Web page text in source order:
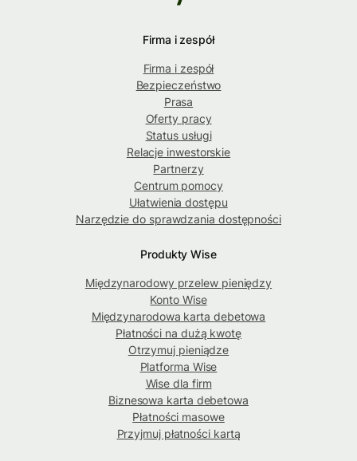
Firma i zespół
Firma i zespół
Bezpieczeństwo
Prasa
Oferty pracy
Status usługi
Relacje inwestorskie
Partnerzy
Centrum pomocy
Ułatwienia dostępu
Narzędzie do sprawdzania dostępności
Produkty Wise
Międzynarodowy przelew pieniędzy
Konto Wise
Międzynarodowa karta debetowa
Płatności na dużą kwotę
Otrzymuj pieniądze
Platforma Wise
Wise dla firm
Biznesowa karta debetowa
Płatności masowe
Przyjmuj płatności kartą